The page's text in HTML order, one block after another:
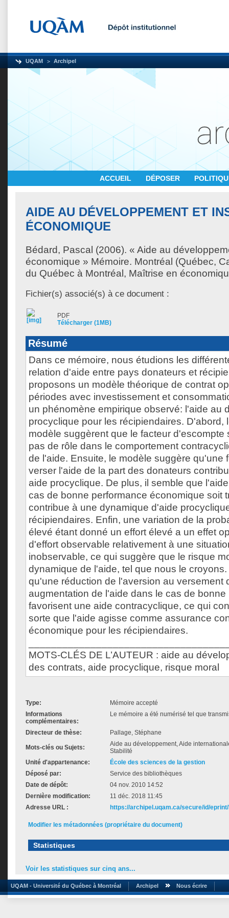
UQAM Archipel
ACCUEIL DÉPOSER
AIDE AU DÉVELOPPEMENT ET
ÉCONOMIQUE
Bédard, Pascal (2006). « Aide au
économique » Mémoire. Montréal (Québec,
du Québec à Montréal, Maîtrise en
Fichier(s) associé(s) à ce document :
PDF
Télécharger (1MB)
Résumé
Dans ce mémoire, nous étudions les
relation d'aide entre pays donateurs et
proposons un modèle théorique de contrat
périodes avec investissement et
un phénomène empirique observé: l'aide au
procyclique pour les récipiendaires. D'abord,
modèle suggèrent que le facteur d'escompte
pas de rôle dans le comportement
de l'aide. Ensuite, le modèle suggère qu'une
verser l'aide de la part des donateurs
aide procyclique. De plus, il semble que
cas de bonne performance économique soit
contribue à une dynamique d'aide
récipiendaires. Enfin, une variation de la
élevé étant donné un effort élevé a un effet
d'effort observable relativement à une
inobservable, ce qui suggère que le risque
dynamique de l'aide, tel que nous le
qu'une réduction de l'aversion au versement
augmentation de l'aide dans le cas de bonne
favorisent une aide contracyclique, ce qui
sorte que l'aide agisse comme assurance
économique pour les récipiendaires.
MOTS-CLÉS DE L’AUTEUR : aide au
des contrats, aide procyclique, risque moral
Type:
Mémoire accepté
Informations
complémentaires:
Le mémoire a été numérisé tel que
Directeur de thèse: Pallage, Stéphane
Mots-clés ou Sujets:
Aide au développement, Aide
Stabilité
Unité d'appartenance:
École des sciences de la gestion
Déposé par:
Service des bibliothèques
Date de dépôt:
04 nov. 2010 14:52
Dernière modification:
11 déc. 2018 11:45
Adresse URL :
https://archipel.uqam.ca/secure/id/
Modifier les métadonnées (propriétaire du document)
Statistiques
Voir les statistiques sur cinq ans...
UQAM - Université du Québec à Montréal Archipel Nous écrire